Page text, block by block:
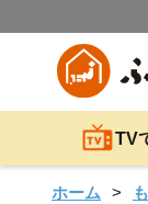
TV
ホーム